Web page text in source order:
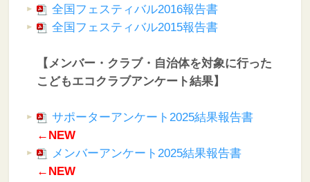
全国フェスティバル2016報告書
全国フェスティバル2015報告書
【メンバー・クラブ・自治体を対象に行った
こどもエコクラブアンケート結果】
サポーターアンケート2025結果報告書
←NEW
メンバーアンケート2025結果報告書
←NEW